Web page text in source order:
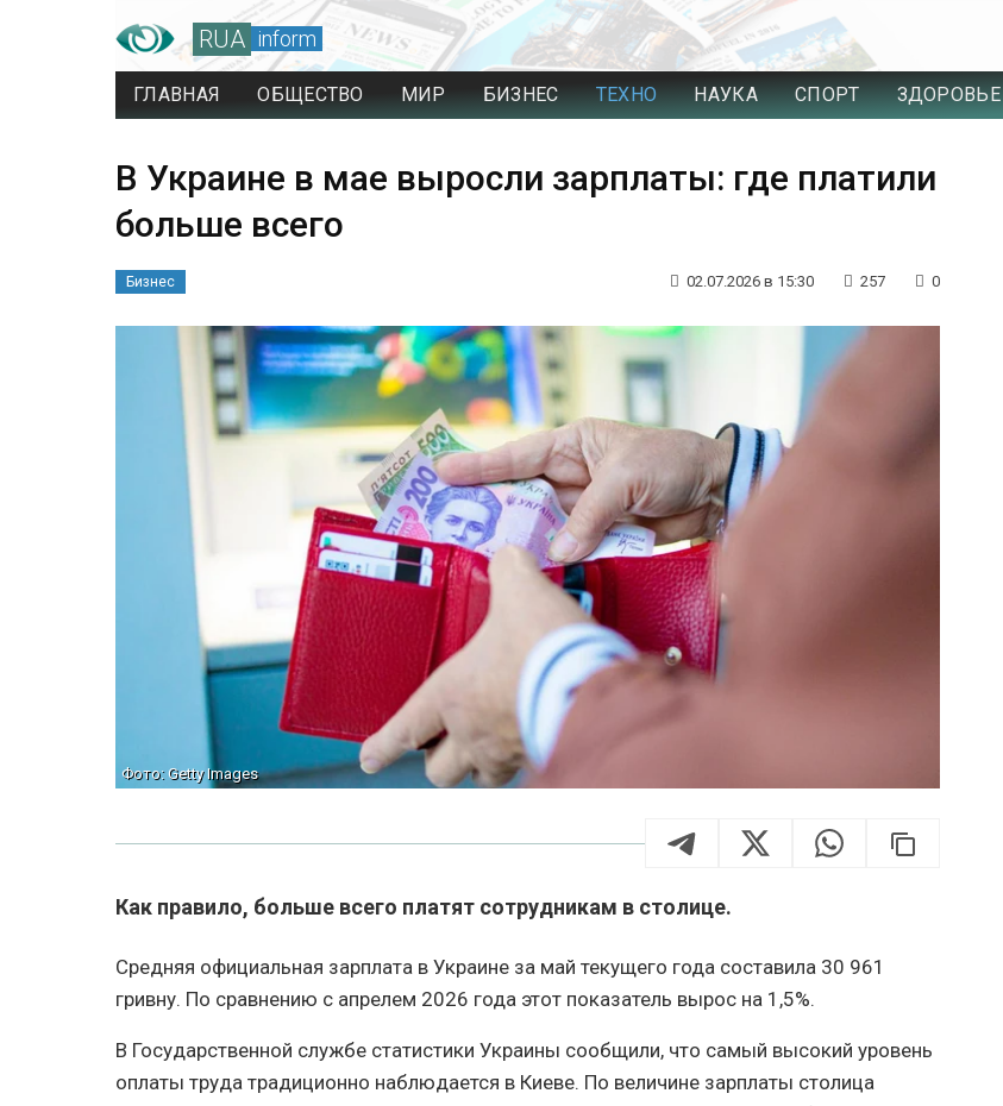
RUA inform
ГЛАВНАЯ ОБЩЕСТВО МИР БИЗНЕС ТЕХНО НАУКА СПОРТ ЗДОРОВЬЕ
В Украине в мае выросли зарплаты: где платили
больше всего
Бизнес 02.07.2026 в 15:30 257 0
Фото: Getty Images
Как правило, больше всего платят сотрудникам в столице.
Средняя официальная зарплата в Украине за май текущего года составила 30 961
гривну. По сравнению с апрелем 2026 года этот показатель вырос на 1,5%.
В Государственной службе статистики Украины сообщили, что самый высокий уровень
оплаты труда традиционно наблюдается в Киеве. По величине зарплаты столица